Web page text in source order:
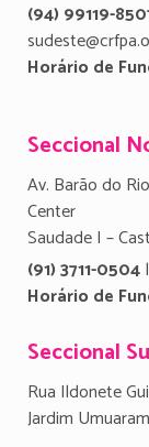
(94) 99119-
Horário de
Seccional
Av. Barão do
Center
Saudade I –
(91) 3711-0504
Horário de
Seccional
Rua Ildonete
Jardim